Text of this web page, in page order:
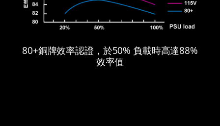
80+銅牌效率認證，於50% 負載時高達88%
效率值